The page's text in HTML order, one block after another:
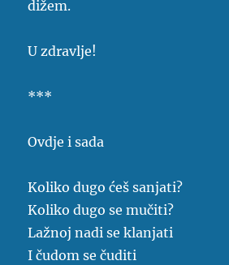
dižem.
U zdravlje!
***
Ovdje i sada
Koliko dugo ćeš sanjati?
Koliko dugo se mučiti?
Lažnoj nadi se klanjati
I čudom se čuditi